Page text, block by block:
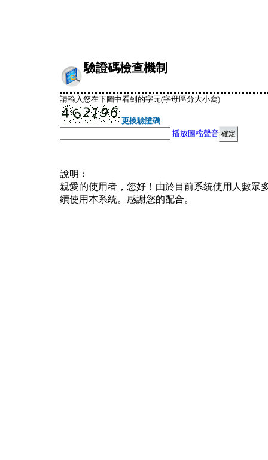
驗證碼檢查機制
請輸入您在下圖中看到的字元(字母區分大小寫)
更換驗證碼
播放圖檔聲音
說明︰
親愛的使用者，您好！由於目前系統使用人數眾
續使用本系統。感謝您的配合。